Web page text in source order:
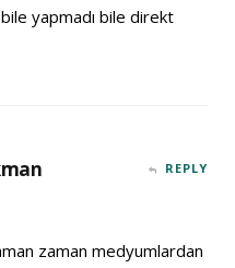
bile yapmadı bile direkt
REPLY
zaman medyumlardan